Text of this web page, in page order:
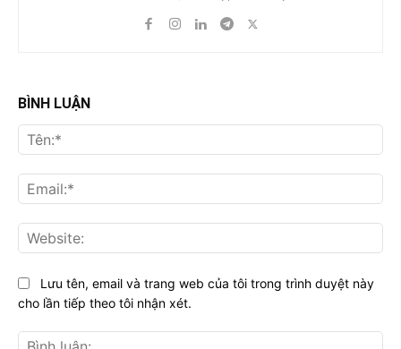
BÌNH LUẬN
Lưu tên, email và trang web của tôi trong trình duyệt này
cho lần tiếp theo tôi nhận xét.